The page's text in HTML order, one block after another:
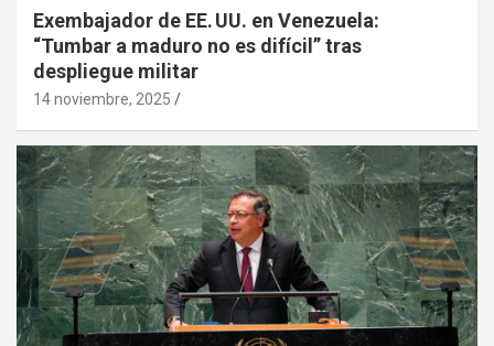
Exembajador de EE. UU. en Venezuela:
“Tumbar a maduro no es difícil” tras
despliegue militar
14 noviembre, 2025